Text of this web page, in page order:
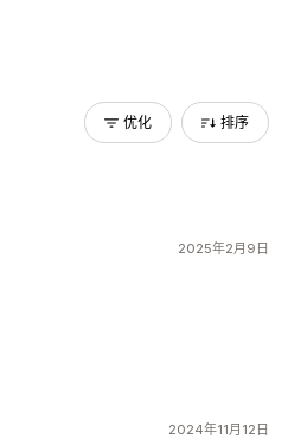
优化 排序
2025年2月9日
2024年11月12日